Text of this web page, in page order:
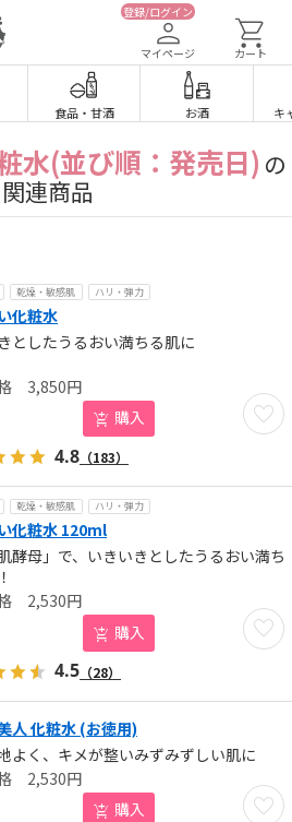
登録/ログイン
マイページ カート
食品・ 甘酒 お酒 キ
水(並び順：発売日) の
関連商品
乾燥・敏感肌 ハリ・弾力
化粧水
としたうるおい満ちる肌に
お気
3,850円
購入
4.8 （183）
乾燥・敏感肌 ハリ・弾力
化粧水 120ml
肌酵母」で、いきいきとしたうるおい満ち
お気
2,530円
購入
4.5 （28）
人 化粧水 (お徳用)
よく、キメが整いみずみずしい肌に
お気
2,530円
購入